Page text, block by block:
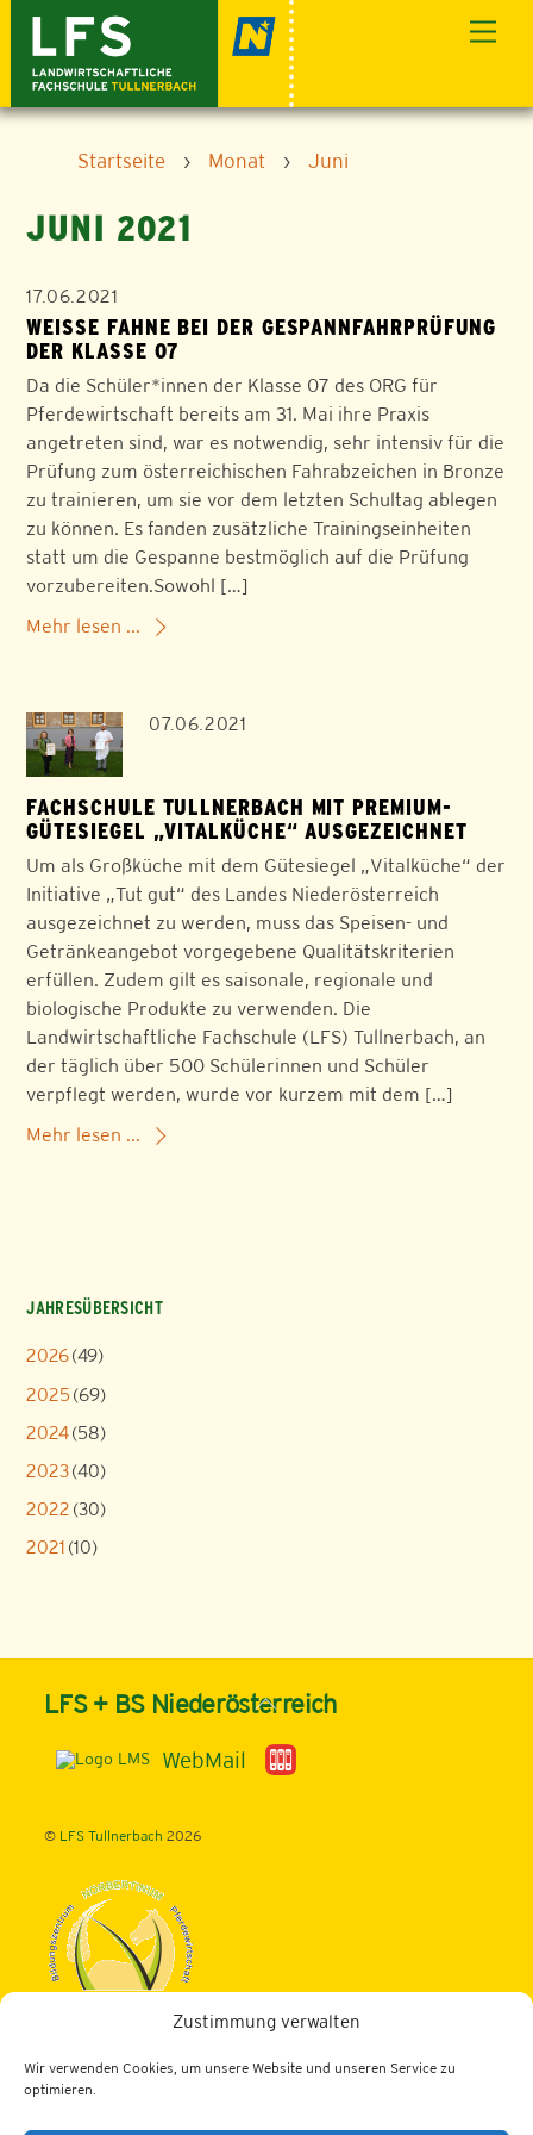
Zustimmung verwalten
Wir verwenden Cookies, um unsere Website und unseren Service zu
optimieren.
content
Startseite › Monat › Juni
JUNI 2021
17.06.2021
WEISSE FAHNE BEI DER GESPANNFAHRPRÜFUNG D
ER KLASSE O7
Da die Schüler*innen der Klasse 07 des ORG für
Pferdewirtschaft bereits am 31. Mai ihre Praxis
angetreten sind, war es notwendig, sehr intensiv für die
Prüfung zum österreichischen Fahrabzeichen in Bronze
zu trainieren, um sie vor dem letzten Schultag ablegen
zu können. Es fanden zusätzliche Trainingseinheiten
statt um die Gespanne bestmöglich auf die Prüfung
vorzubereiten.Sowohl […]
Mehr lesen ...
07.06.2021
FACHSCHULE TULLNERBACH MIT PREMIUM-
GÜTESIEGEL „VITALKÜCHE“ AUSGEZEICHNET
Um als Großküche mit dem Gütesiegel „Vitalküche“ der
Initiative „Tut gut“ des Landes Niederösterreich
ausgezeichnet zu werden, muss das Speisen- und
Getränkeangebot vorgegebene Qualitätskriterien
erfüllen. Zudem gilt es saisonale, regionale und
biologische Produkte zu verwenden. Die
Landwirtschaftliche Fachschule (LFS) Tullnerbach, an
der täglich über 500 Schülerinnen und Schüler
verpflegt werden, wurde vor kurzem mit dem […]
Mehr lesen ...
JAHRESÜBERSICHT
2026(49)
2025 (69)
2024(58)
2023(40)
2022 (30)
2021 (10)
Back
To
Top
LFS + BS Niederösterreich
WebMail
© LFS Tullnerbach 2026
3013 Tullnerbach, Norbertinumstraße 9-11